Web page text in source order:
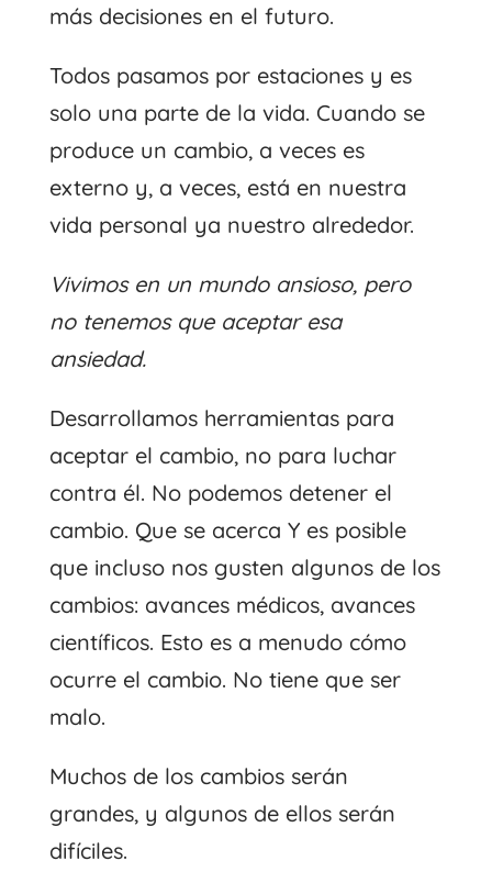
más decisiones en el futuro.
Todos pasamos por estaciones y es
solo una parte de la vida. Cuando se
produce un cambio, a veces es
externo y, a veces, está en nuestra
vida personal ya nuestro alrededor.
Vivimos en un mundo ansioso, pero
no tenemos que aceptar esa
ansiedad.
Desarrollamos herramientas para
aceptar el cambio, no para luchar
contra él. No podemos detener el
cambio. Que se acerca Y es posible
que incluso nos gusten algunos de los
cambios: avances médicos, avances
científicos. Esto es a menudo cómo
ocurre el cambio. No tiene que ser
malo.
Muchos de los cambios serán
grandes, y algunos de ellos serán
difíciles.